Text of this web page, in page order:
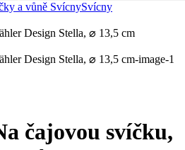
a vůně SvícnySvícny
čajovou svíčku,